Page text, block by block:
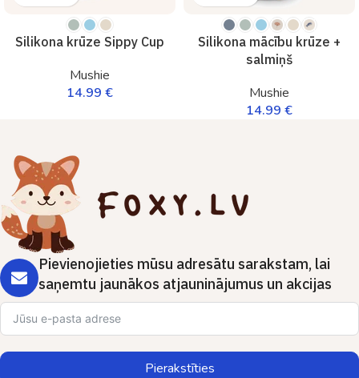
Silikona krūze Sippy Cup
Mushie
14.99 €
Silikona mācību krūze +
salmiņš
Mushie
14.99 €
Pievienojieties mūsu adresātu sarakstam, lai
saņemtu jaunākos atjauninājumus un akcijas
Pierakstīties